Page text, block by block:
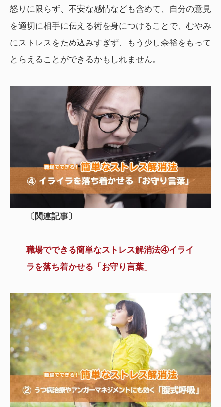
怒りに限らず、不安な感情なども含めて、自分の意見
を適切に相手に伝える術を身につけることで、むやみ
にストレスをため込みすぎず、もう少し余裕をもって
とらえることができるかもしれません。
〔 関連記事〕
職場でできる簡単なストレス解消法④イライ
ラを落ち着かせる「お守り言葉」